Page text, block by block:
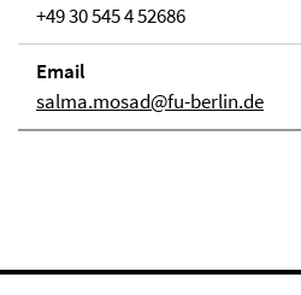
+49 30 545 4 52686
Email
salma.mosad@fu-berlin.de